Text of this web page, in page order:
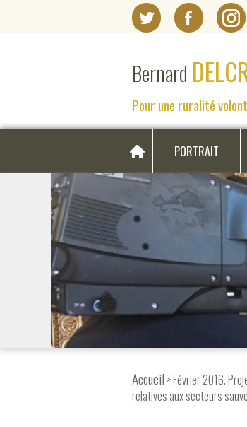
Bernard
Pour une ruralité
PORTRAIT
Accueil > Février 2016.
relatives aux secteurs